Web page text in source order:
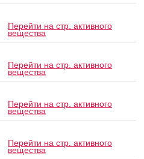
Перейти на стр. активного
вещества
Перейти на стр. активного
вещества
Перейти на стр. активного
вещества
Перейти на стр. активного
вещества